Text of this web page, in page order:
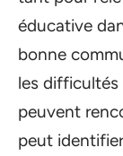
éducative
bonne
les difficultés
peuvent
peut